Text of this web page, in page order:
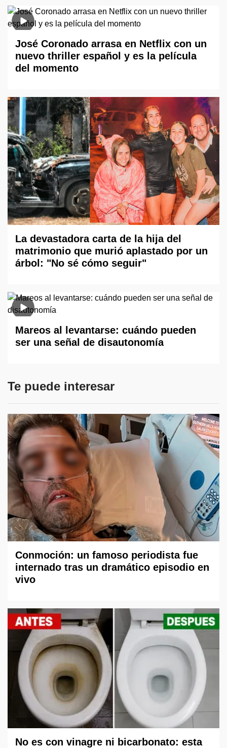
José Coronado arrasa en Netflix con un
nuevo thriller español y es la película
del momento
La devastadora carta de la hija del
matrimonio que murió aplastado por un
árbol: "No sé cómo seguir"
Mareos al levantarse: cuándo pueden
ser una señal de disautonomía
Te puede interesar
Conmoción: un famoso periodista fue
internado tras un dramático episodio en
vivo
No es con vinagre ni bicarbonato: esta